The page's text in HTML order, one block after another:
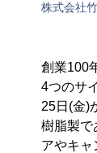
株式会社
創業100
4つのサ
25日(金)
樹脂製で
アやキャ